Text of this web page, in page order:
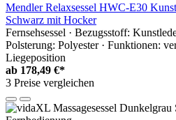
Mendler Relaxsessel HWC-E30
Schwarz mit Hocker
Fernsehsessel · Bezugsstoff:
Polsterung: Polyester · Funktionen:
Liegeposition
ab 178,49 €*
3 Preise vergleichen